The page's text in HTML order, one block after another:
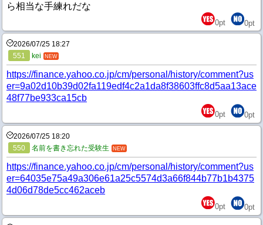
ら相当な手練れだな
0pt 0pt
2026/07/25 18:27
551
kei NEW
https://finance.yahoo.co.jp/cm/personal/history/comment?us
er=9a02d10b39d02fa119edf4c2a1da8f38603ffc8d5aa13ace
48f77be933ca15cb
0pt 0pt
2026/07/25 18:20
550
名前を書き忘れた受験生 NEW
https://finance.yahoo.co.jp/cm/personal/history/comment?us
er=64035e75a49a306e61a25c5574d3a66f844b77b1b4375
4d06d78de5cc462aceb
0pt 0pt